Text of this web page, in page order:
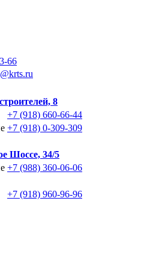
66
8
+7 (918) 660-66-44
+7 (918) 0-309-309
Шоссе, 34/5
+7 (988) 360-06-06
+7 (918) 960-96-96